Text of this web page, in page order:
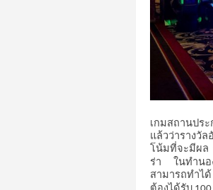
เกมสถานปร
แล้วว่ารางวั
โน้มที่จะมีผล
ร่า
ในทำนอ
สามารถทำได้